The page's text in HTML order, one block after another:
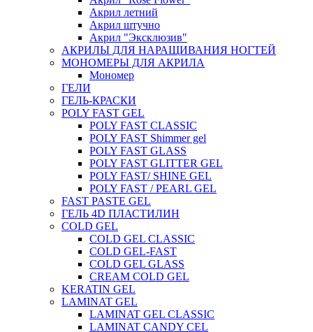
Акрил летний
Акрил штучно
Акрил "Эксклюзив"
АКРИЛЫ ДЛЯ НАРАЩИВАНИЯ НОГТЕЙ
МОНОМЕРЫ ДЛЯ АКРИЛА
Мономер
ГЕЛИ
ГЕЛЬ-КРАСКИ
POLY FAST GEL
POLY FAST CLASSIC
POLY FAST Shimmer gel
POLY FAST GLASS
POLY FAST GLITTER GEL
POLY FAST/ SHINE GEL
POLY FAST / PEARL GEL
FAST PASTE GEL
ГЕЛЬ 4D ПЛАСТИЛИН
COLD GEL
COLD GEL CLASSIC
COLD GEL-FAST
COLD GEL GLASS
CREAM COLD GEL
KERATIN GEL
LAMINAT GEL
LAMINAT GEL CLASSIС
LAMINAT CANDY CEL